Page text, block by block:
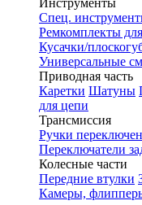
Инструменты
Спец.
Ремкомплекты
Кусачки/
Универсальные
Приводная часть
Каретки Шатуны
для цепи
Трансмиссия
Ручки
Переключатели
Колесные части
Передние втулки
Камеры,